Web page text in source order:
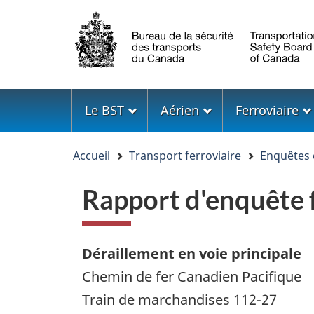
Sélection
de
la
langue
Menu
Le BST Aérien Ferroviaire
Accueil Transport ferroviaire
Rapport
Déraillement en voie principale
Chemin de fer Canadien Pacifique
Train de marchandises 112-27